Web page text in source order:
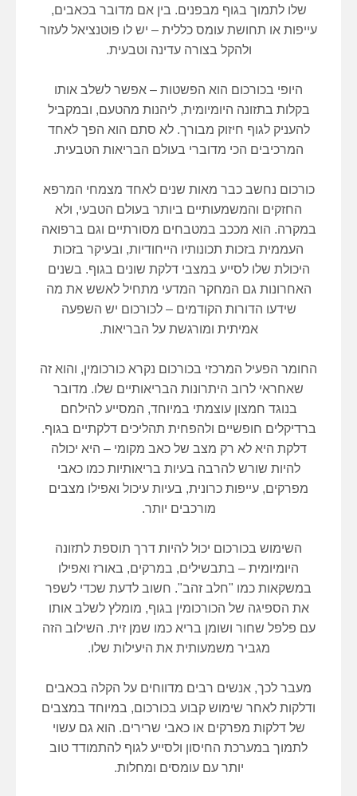
שלו לתמוך בגוף מבפנים. בין אם מדובר בכאבים,
עייפות או תחושת עומס כללית – יש לו פוטנציאל לעזור
ולהקל בצורה עדינה וטבעית.
היופי בכורכום הוא הפשטות – אפשר לשלב אותו
בקלות בתזונה היומיומית, ליהנות מהטעם, ובמקביל
להעניק לגוף חיזוק מבורך. לא סתם הוא הפך לאחד
המרכיבים הכי מדוברי בעולם הבריאות הטבעית.
כורכום נחשב כבר מאות שנים לאחד מצמחי המרפא
החזקים והמשמעותיים ביותר בעולם הטבעי, ולא
במקרה. הוא מככב במטבחים מסורתיים וגם ברפואה
העממית בזכות תכונותיו הייחודיות, ובעיקר בזכות
היכולת שלו לסייע במצבי דלקת שונים בגוף. בשנים
האחרונות גם המחקר המדעי מתחיל לאשש את מה
שידעו הדורות הקודמים – לכורכום יש השפעה
אמיתית ומורגשת על הבריאות.
החומר הפעיל המרכזי בכורכום נקרא כורכומין, והוא זה
שאחראי לרוב היתרונות הבריאותיים שלו. מדובר
בנוגד חמצון עוצמתי במיוחד, המסייע להילחם
ברדיקלים חופשיים ולהפחית תהליכים דלקתיים בגוף.
דלקת היא לא רק מצב של כאב מקומי – היא יכולה
להיות שורש להרבה בעיות בריאותיות כמו כאבי
מפרקים, עייפות כרונית, בעיות עיכול ואפילו מצבים
מורכבים יותר.
השימוש בכורכום יכול להיות דרך תוספת לתזונה
היומיומית – בתבשילים, במרקים, באורז ואפילו
במשקאות כמו "חלב זהב". חשוב לדעת שכדי לשפר
את הספיגה של הכורכומין בגוף, מומלץ לשלב אותו
עם פלפל שחור ושומן בריא כמו שמן זית. השילוב הזה
מגביר משמעותית את היעילות שלו.
מעבר לכך, אנשים רבים מדווחים על הקלה בכאבים
ודלקות לאחר שימוש קבוע בכורכום, במיוחד במצבים
של דלקות מפרקים או כאבי שרירים. הוא גם עשוי
לתמוך במערכת החיסון ולסייע לגוף להתמודד טוב
יותר עם עומסים ומחלות.